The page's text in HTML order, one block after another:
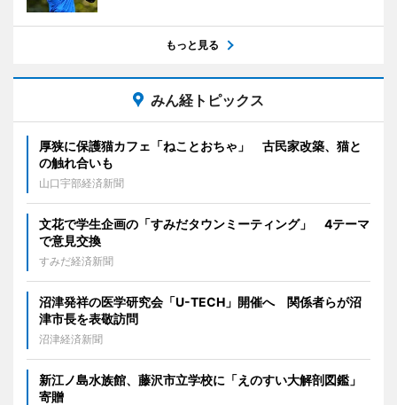
もっと見る
みん経トピックス
厚狭に保護猫カフェ「ねことおちゃ」 古民家改築、猫と
の触れ合いも
山口宇部経済新聞
文花で学生企画の「すみだタウンミーティング」 4テーマ
で意見交換
すみだ経済新聞
沼津発祥の医学研究会「U-TECH」開催へ 関係者らが沼
津市長を表敬訪問
沼津経済新聞
新江ノ島水族館、藤沢市立学校に「えのすい大解剖図鑑」
寄贈